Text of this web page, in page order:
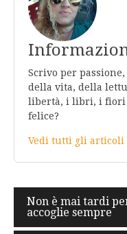
Scrivo per
della vita, della
libertà, i libri, i fiori
felice?
Vedi tutti gli articoli
articoli
Non è mai tardi
accoglie sempre